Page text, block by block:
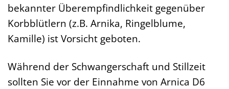
bekannter Überempfindlichkeit gegenüber
Korbblütlern (z.B. Arnika, Ringelblume,
Kamille) ist Vorsicht geboten.
Während der Schwangerschaft und Stillzeit
sollten Sie vor der Einnahme von Arnica D6